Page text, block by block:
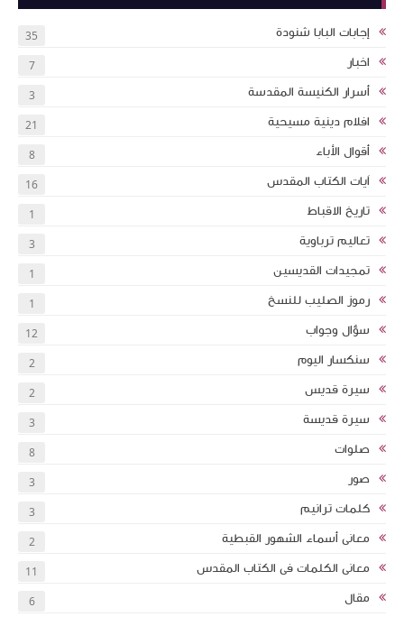
إجابات البابا شنودة 35
اخبار 7
أسرار الكنيسة المقدسة 3
افلام دينية مسيحية 21
أقوال الأباء 8
اَيات الكتاب المقدس 16
تاريخ الاقباط 1
تعاليم ترباوية 3
تمجيدات القديسين 1
رموز الصليب للنسخ 1
سؤال وجواب 12
سنكسار اليوم 2
سيرة قديس 2
سيرة قديسة 3
صلوات 8
صور 3
كلمات ترانيم 3
معانى أسماء الشهور القبطية 2
معانى الكلمات فى الكتاب المقدس 11
مقال 6